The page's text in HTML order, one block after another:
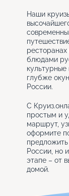
Наши
блюдами
глубже
России.
С
простым и
маршрут,
оформите
России, но
этапе – от
домой.